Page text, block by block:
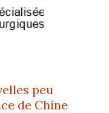
peu
de Chine